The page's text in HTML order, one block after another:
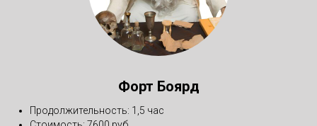
Форт Боярд
Продолжительность: 1,5 час